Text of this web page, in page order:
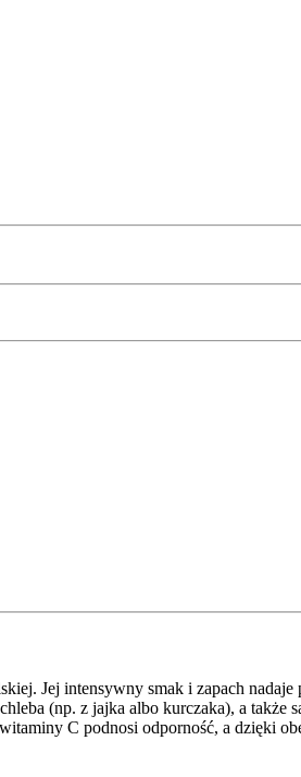
Jej intensywny smak i zapach nadaje
(np. z jajka albo kurczaka), a także
C podnosi odporność, a dzięki